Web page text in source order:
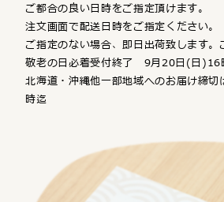
ご都合の良い日時をご指定頂けます。
注文画面で配送日時をご指定ください。
ご指定のない場合、即日出荷致します。
敬老の日必着受付終了 9月20日(日)16
北海道・沖縄他一部地域へのお届け
時迄